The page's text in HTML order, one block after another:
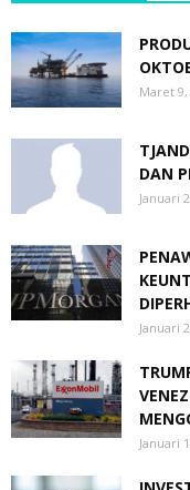
Maret 9,
DAN
Januari
Januari
Januari